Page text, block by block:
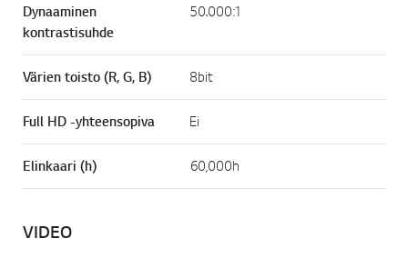
Dynaaminen
kontrastisuhde
50.000:1
Värien toisto (R, G, B) 8bit
Full HD -yhteensopiva Ei
Elinkaari (h) 60,000h
VIDEO